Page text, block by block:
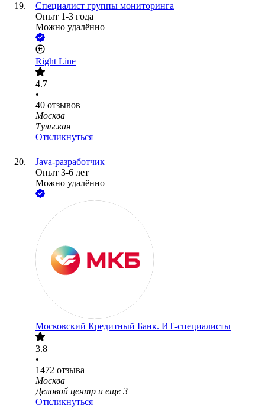
Специалист группы мониторинга
Опыт 1-3 года
Можно удалённо
Right Line
4.7
•
40 отзывов
Москва
Тульская
Откликнуться
Java-разработчик
Опыт 3-6 лет
Можно удалённо
Московский Кредитный Банк. ИТ-специалисты
3.8
•
1472 отзыва
Москва
Деловой центр и еще 3
Откликнуться